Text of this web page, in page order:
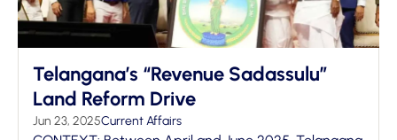
Telangana’s “Revenue Sadassulu”
Land Reform Drive
Jun 23, 2025Current Affairs